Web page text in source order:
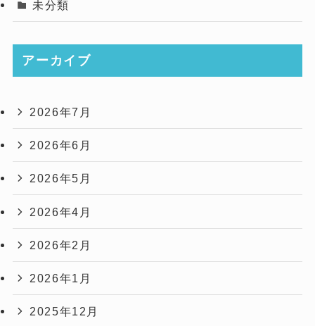
未分類
アーカイブ
2026年7月
2026年6月
2026年5月
2026年4月
2026年2月
2026年1月
2025年12月